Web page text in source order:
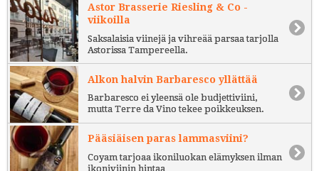
Astor Brasserie Riesling & Co -
viikoilla
Saksalaisia viinejä ja vihreää parsaa tarjolla
Astorissa Tampereella.
Alkon halvin Barbaresco yllättää
Barbaresco ei yleensä ole budjettiviini,
mutta Terre da Vino tekee poikkeuksen.
Pääsiäisen paras lammasviini?
Coyam tarjoaa ikoniluokan elämyksen ilman
ikoniviinin hintaa